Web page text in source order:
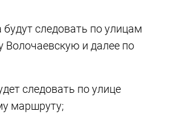
следовать по улицам
и далее по
следовать по улице
маршруту;